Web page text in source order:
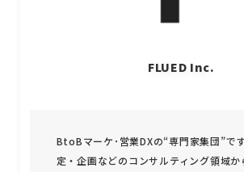
FLUED Inc.
BtoBマーケ･営業DXの“専門家集団”で
定・企画などのコンサルティング領域